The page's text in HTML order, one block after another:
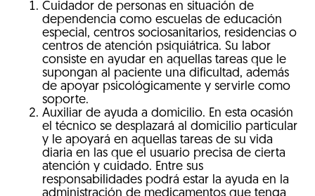
Cuidador de personas en situación de
dependencia como escuelas de educación
especial, centros sociosanitarios, residencias o
centros de atención psiquiátrica. Su labor
consiste en ayudar en aquellas tareas que le
supongan al paciente una dificultad, además
de apoyar psicológicamente y servirle como
soporte.
Auxiliar de ayuda a domicilio. En esta ocasión
el técnico se desplazará al domicilio particular
y le apoyará en aquellas tareas de su vida
diaria en las que el usuario precisa de cierta
atención y cuidado. Entre sus
responsabilidades podrá estar la ayuda en la